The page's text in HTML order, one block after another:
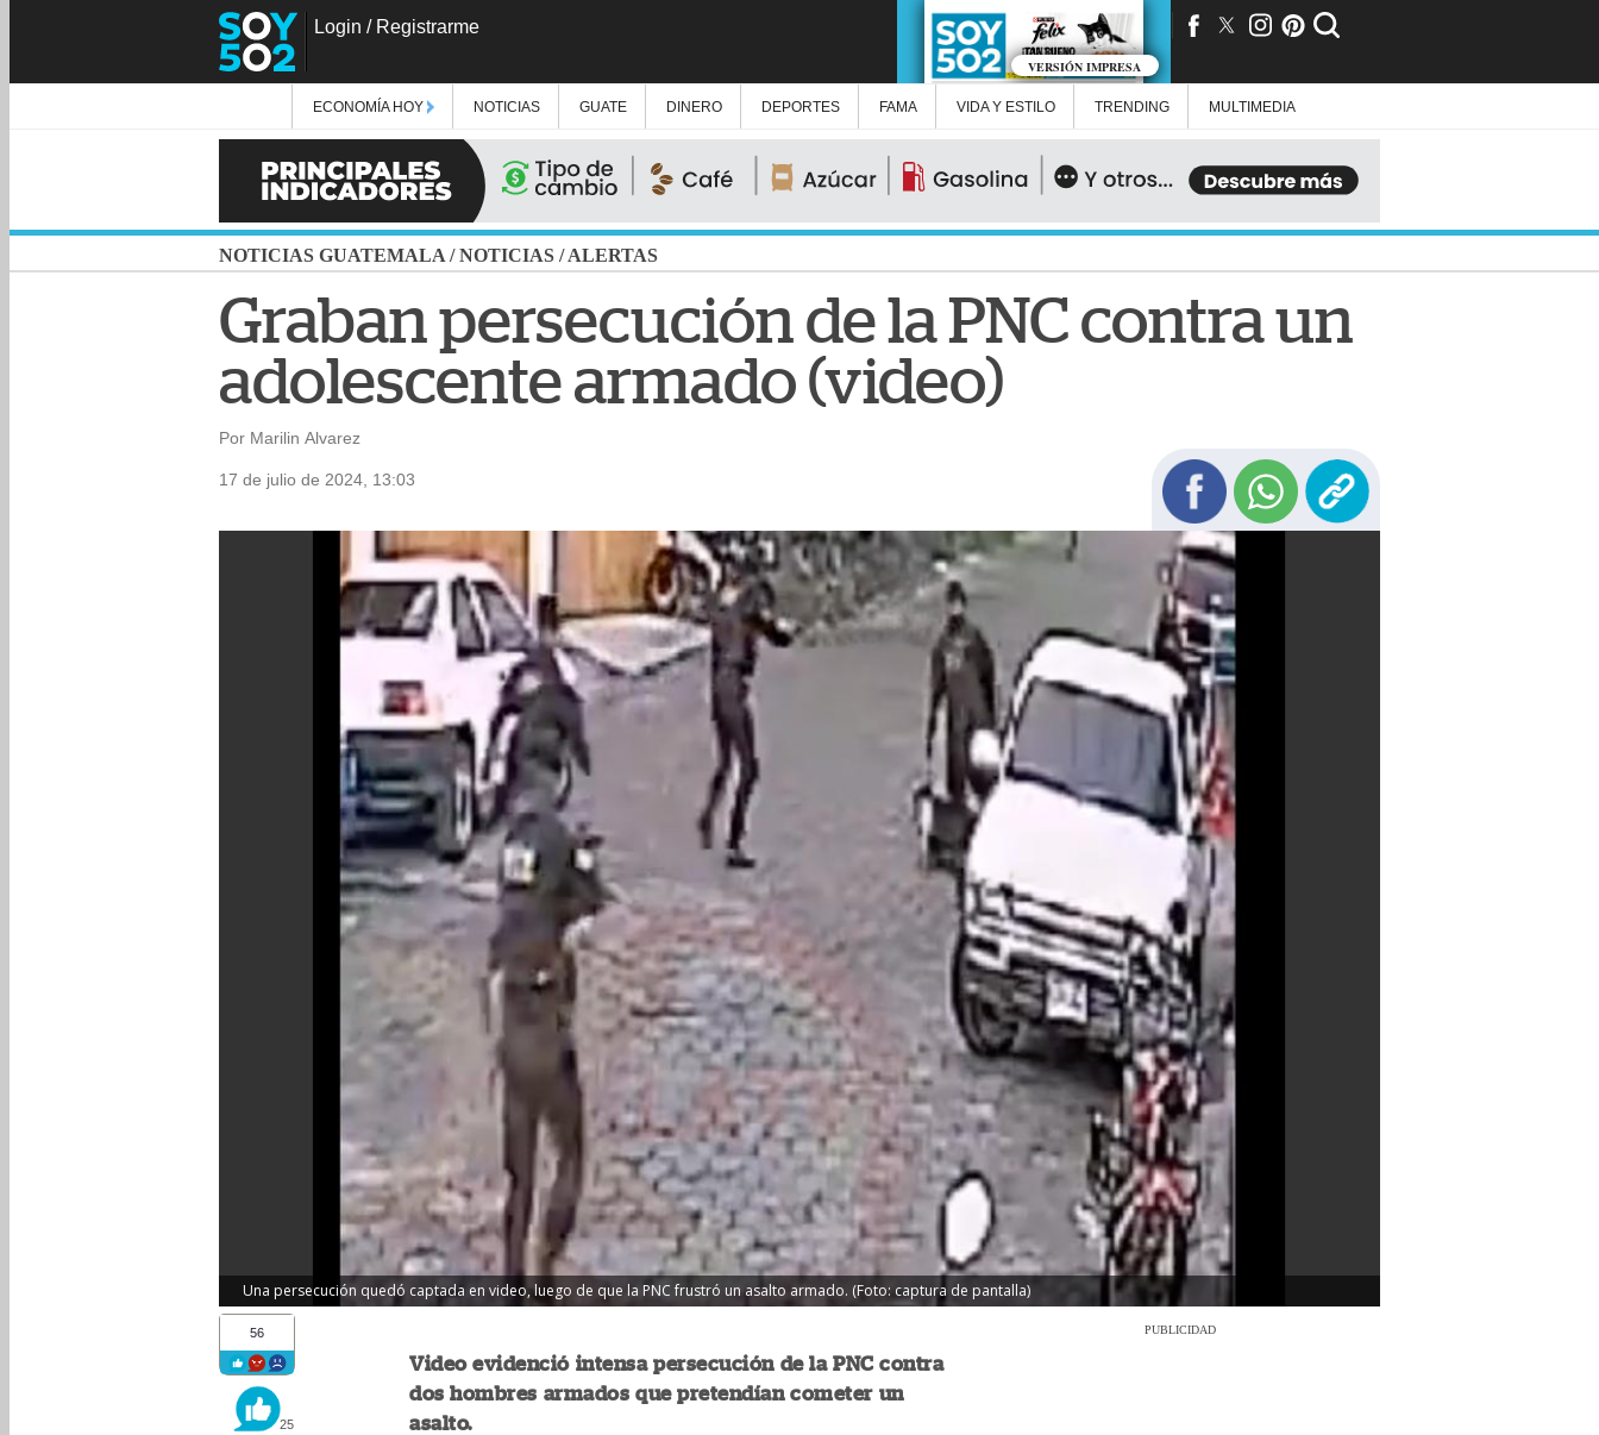
Login / Registrarme
VERSIÓN IMPRESA
ECONOMÍA HOY NOTICIAS GUATE DINERO DEPORTES FAMA VIDA Y ESTILO TRENDING MULTIMEDIA
NOTICIAS GUATEMALA /NOTICIAS /ALERTAS
Graban persecución de la PNC contra un
adolescente armado (video)
Por Marilin Alvarez
17 de julio de 2024, 13:03
Una persecución quedó captada en video, luego de que la PNC frustró un asalto armado. (Foto: captura de pantalla)
56
25
Video evidenció intensa persecución de la PNC contra
dos hombres armados que pretendían cometer un
asalto.
PUBLICIDAD